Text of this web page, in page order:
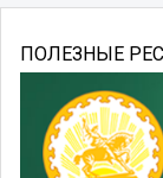
ПОЛЕЗНЫЕ